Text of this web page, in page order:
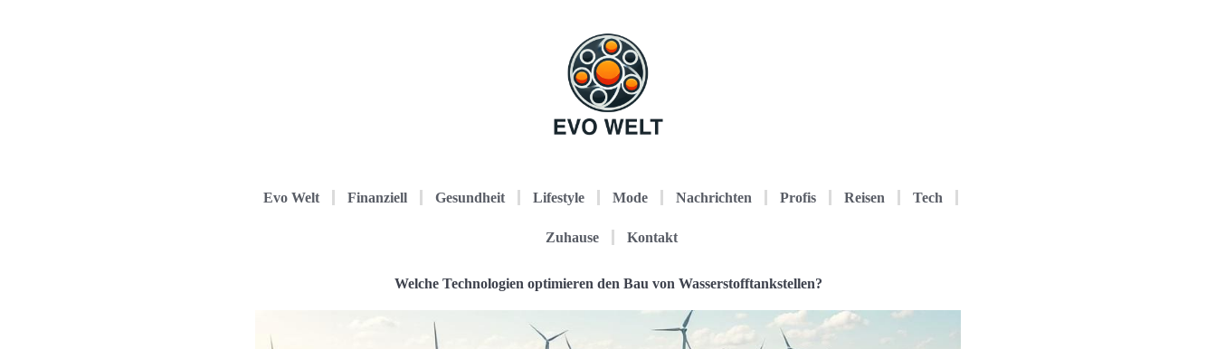
Evo Welt Finanziell Gesundheit Lifestyle Mode Nachrichten Profis Reisen Tech
Zuhause Kontakt
Welche Technologien optimieren den Bau von Wasserstofftankstellen?